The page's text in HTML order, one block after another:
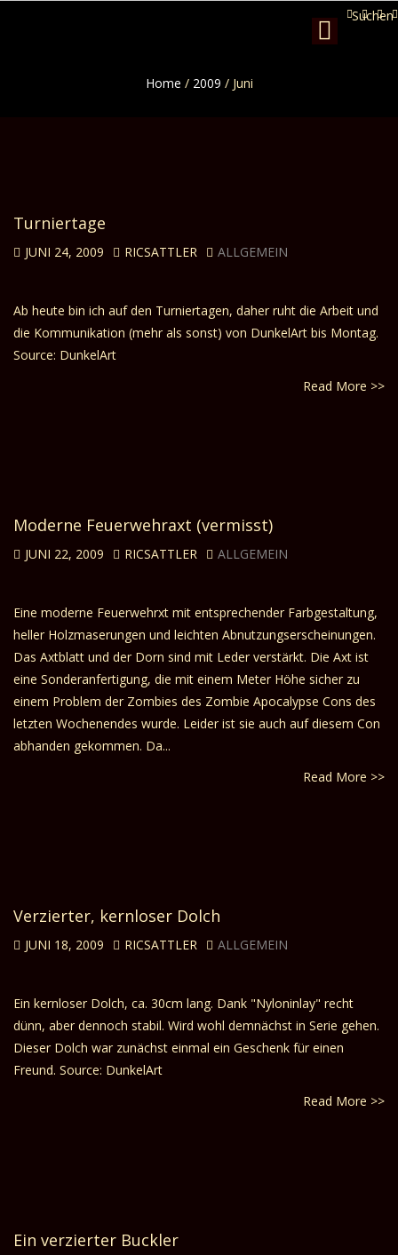
Suchen
Toggle
navigation
Home / 2009 / Juni
Turniertage
JUNI 24, 2009 RICSATTLER ALLGEMEIN
Ab heute bin ich auf den Turniertagen, daher ruht die Arbeit und
die Kommunikation (mehr als sonst) von DunkelArt bis Montag.
Source: DunkelArt
Read More >>
Moderne Feuerwehraxt (vermisst)
JUNI 22, 2009 RICSATTLER ALLGEMEIN
Eine moderne Feuerwehrxt mit entsprechender Farbgestaltung,
heller Holzmaserungen und leichten Abnutzungserscheinungen.
Das Axtblatt und der Dorn sind mit Leder verstärkt. Die Axt ist
eine Sonderanfertigung, die mit einem Meter Höhe sicher zu
einem Problem der Zombies des Zombie Apocalypse Cons des
letzten Wochenendes wurde. Leider ist sie auch auf diesem Con
abhanden gekommen. Da...
Read More >>
Verzierter, kernloser Dolch
JUNI 18, 2009 RICSATTLER ALLGEMEIN
Ein kernloser Dolch, ca. 30cm lang. Dank "Nyloninlay" recht
dünn, aber dennoch stabil. Wird wohl demnächst in Serie gehen.
Dieser Dolch war zunächst einmal ein Geschenk für einen
Freund. Source: DunkelArt
Read More >>
Ein verzierter Buckler